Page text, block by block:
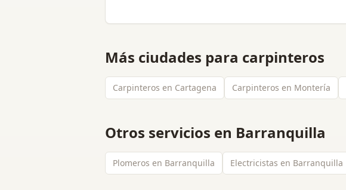
Más ciudades para carpinteros
Carpinteros en Cartagena Carpinteros en Montería
Otros servicios en Barranquilla
Plomeros en Barranquilla Electricistas en Barranquilla